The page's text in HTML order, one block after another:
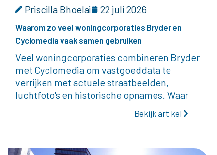
Priscilla Bhoelai 22 juli 2026
Waarom zo veel woningcorporaties Bryder en
Cyclomedia vaak samen gebruiken
Veel woningcorporaties combineren Bryder
met Cyclomedia om vastgoeddata te
verrijken met actuele straatbeelden,
luchtfoto's en historische opnames. Waar
Bekijk artikel